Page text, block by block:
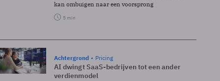
kan ombuigen naar een voorsprong
5 min
Achtergrond Pricing
AI dwingt SaaS-bedrijven tot een ander
verdienmodel